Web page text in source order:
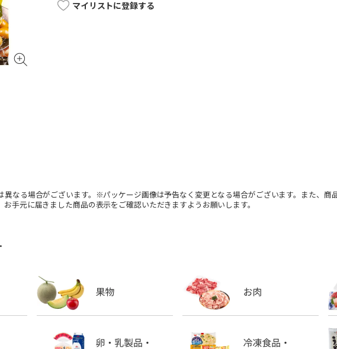
マイリストに登録する
なる場合がございます。※パッケージ画像は予告なく変更となる場合がございます。また、商
お手元に届きました商品の表示をご確認いただきますようお願いします。